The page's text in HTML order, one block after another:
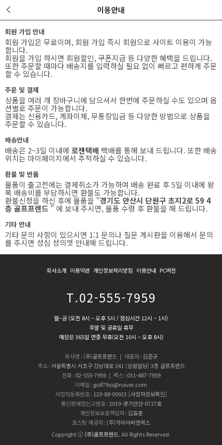
이용안내
회원 가입 안내
회원 가입은 무료이며, 회원 가입 즉시 회원으로 사이트 이용이 가능
합니다.
회원을 가입 하시면 회원할인, 쿠폰지급 등 다양한 혜택을 드립니다.
또한 주문할 때마다 배송지를 입력하실 필요 없이 빠르고 편하게 주문
할 수 있습니다.
주문 및 결제
상품을 여러 개 장바구니에 담으셔서 한번에 주문하실 수도 있으며 옵
션별로 주문이 가능합니다.
결제는 신용카드, 계좌이체, 무통장입금 등 다양한 방법으로 상품을
주문할 수 있습니다.
배송안내
배송은 2~3일 이내에 로젠택배 택배를 통해 보내 드립니다. 또한 배송
위치는 마이페이지에서 추적하실 수 있습니다.
환불 및 반품
물품이 출고전에는 결제취소가 가능하며 배송 완료 후 5일 이내에 왕
복 배송비를 부담하시면 환불도 가능합니다.
환불신청을 하신 후에 물품을 "경기도 안산시 단원구 초지2로 59 4
층 골프프렌드 " 에 보내 주시면, 물품 수령 후 환불을 해 드립니다.
기타 안내
기타 문의 사항이 있으시면 1:1 문의나 질문 게시판을 이용해서 문의
를 주시면 성심 성의껏 안내해 드립니다.
회사소개 이용약관 개인정보처리방침 이용안내 PC버전
T.02-555-7959
월~금 (오전 8시 ~ 오후 5시 / 점심시간 12시 ~ 1시)
주말 및 공휴일 휴무
매장은 365일 연중 무휴(오전 10시 ~ 오후 8시)
회사명 : (주)골프프렌드 | 대표자 : 김준규
주소 : 서울특별시 서초구 강남대로 341 (삼원빌딩) 3층 골프프렌드
전화 : 02-555-7959 | 팩스 : 031-487-7959
이메일 : golf79ss@naver.com
사업자등록번호: 120-88-00923 [사업자정보확인]
통신판매업신고번호 :2019-경기안산-0717호
개인정보보호책임자 : 김효훈
호스팅 제공자: (주)가비아씨엔에스
Copyright ⓒ (주)골프프렌드. All Rights Reserved.